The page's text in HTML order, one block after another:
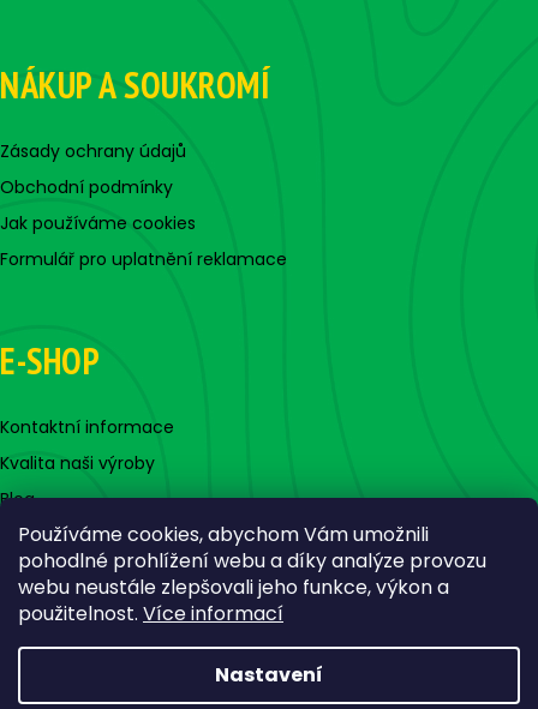
Používáme cookies, abychom Vám umožnili
pohodlné prohlížení webu a díky analýze provozu
webu neustále zlepšovali jeho funkce, výkon a
použitelnost. Více informací
Nastavení
NÁKUP A SOUKROMÍ
Zásady ochrany údajů
Obchodní podmínky
Jak používáme cookies
Formulář pro uplatnění reklamace
E-SHOP
Kontaktní informace
Kvalita naši výroby
Blog